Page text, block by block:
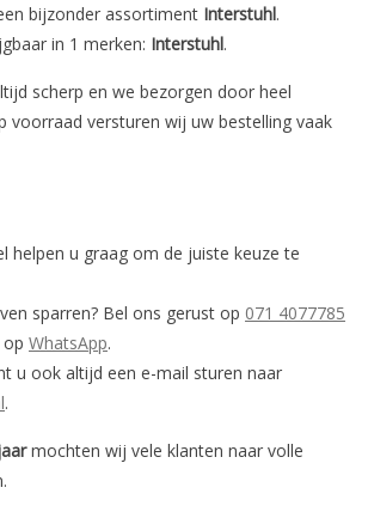
bijzonder assortiment Interstuhl.
in 1 merken: Interstuhl.
scherp en we bezorgen door heel
voorraad versturen wij uw bestelling vaak
helpen u graag om de juiste keuze te
sparren? Bel ons gerust op 071 4077785
WhatsApp.
u ook altijd een e-mail sturen naar
.
mochten wij vele klanten naar volle